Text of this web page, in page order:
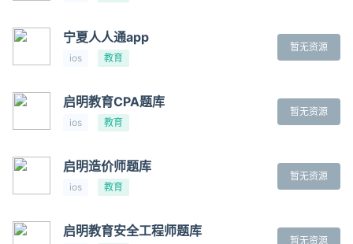
宁夏人人通app
ios 教育
暂无资源
启明教育CPA题库
ios 教育
暂无资源
启明造价师题库
ios 教育
暂无资源
启明教育安全工程师题库
暂无资源